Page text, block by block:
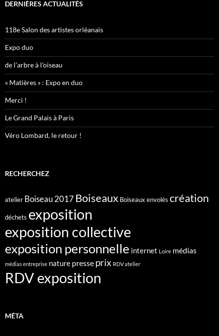
DERNIÈRES ACTUALITÉS
118e Salon des artistes orléanais
Expo duo
de l’arbre à l’oiseau
« Matières » : Expo en duo
Merci !
Le Grand Palais à Paris
Véro Lombard, le retour !
RECHERCHEZ
atelier Boiseau 2017Boiseaux Boiseaux envolés création
déchets exposition
exposition collective
exposition personnelle internet Loire médias
médias entreprise nature presse prix RDV atelier
RDV exposition
MÉTA